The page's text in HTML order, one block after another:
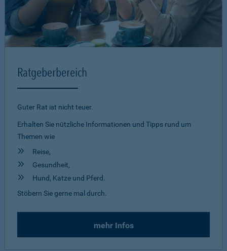
Ratgeberbereich
Guter Rat ist nicht teuer.
Erhalten Sie nützliche Informationen und Tipps rund um
Themen wie
Reise,
Gesundheit,
Hund, Katze und Pferd.
Stöbern Sie gerne mal durch.
mehr Infos